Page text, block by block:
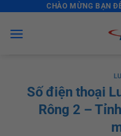
content
CHÀO MỪNG BẠN
Số điện thoại
Rông 2 –